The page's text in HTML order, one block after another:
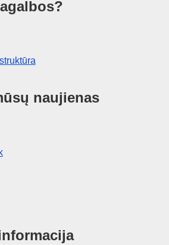
naujienas